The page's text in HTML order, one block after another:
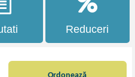
Reduceri